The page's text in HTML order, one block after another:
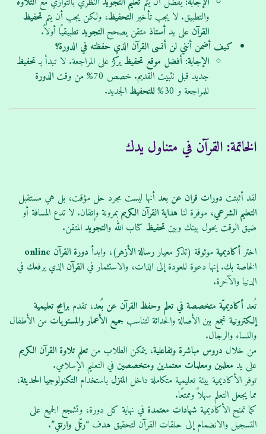
والتطبيق. لا يجب تأخيرالتحفيظ، ولكن يجب أن يتم تحفيظ
القرآن على يد أستاذ متقن يصححالتجويد تطبيقيًا أولاً.
كيف أضمن أنني لن أنسى القرآن الذي حفظته في الدورة؟
الإجابة: أفضل موقع تحفيظيركز على المراجعة. لا تبدأ بـتحفيظ
جديد قبل تثبيت القديم. خصص 70% من وقت
الدورة
للمراجعة و 30%
للتحفيظالجديد.
الخاتمة: القرآن في متناول يدك
لقد أثبتت دورات قران عن بعد أنها ليست مجرد حل مؤقت، بل هي مستقبل
التعليم الشرعي، موفرة لناهدايةالقرآن الكريمبمرونة وإتقان. لا تدع المسافة أو
ضيق الوقت يحول بينك وبينتحفيظ كتاب الله والتجويد المتقن.
اخترأكاديميةموثوقة (تذكر معياررسالة الأزهر)، وابدأ دورة القرآن online
الخاصة بك. إنها دعوة للعودة إلى الذات، والاستثمار في القرآن الذي يرفعك في
الدنيا والآخرة.
تُعد أكاديميّة متخصصة في تعلم وحفظ القرآن عن بُعد، تقدم برامج تعليمية
إلكترونية تجمع بين الأصالة والحداثة لتناسب جميع الأعمار والمستويات من الأطفال
والنساء والرجال.
من خلال دروس مباشرة وتفاعلية، يتمكن الطلاب منتعلم تلاوة القرآن الكريم
على يد معلمين ومعلمات معتمدين ومتخصصينفي التعليم الإسلامي.
توفر الأكاديمية بيئة تعليمية متكاملة داخل المنزل باستخدام التكنولوجيا الحديثة،
مما يجعل التعلم سهلاً وممتعًا.
كما تمنح الأكاديمية شهادات معتمدة في نهاية كل دورة، وتشجع الجميع على
التسجيل والانضمام إلى حلقات القرآن لتحقيق هدف “رتّل وارتقِ”.